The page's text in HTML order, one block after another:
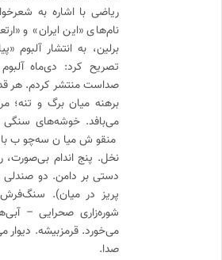
ریاضی با اشاره به
نام‌های «این ایران» و
صداست منتشر کردم. هر
برهنه میان برگ و تنه؛
می‌بافد. خوشه‌های سنگی
منقوش میان سه‌چوب
نخل. پنج اندام بی‌صورت،
دستی بر دامن. دو
پریز در میان).
شوره‌زاری صحرایی –
می‌خورد. قرمزبیشه.
صدا.